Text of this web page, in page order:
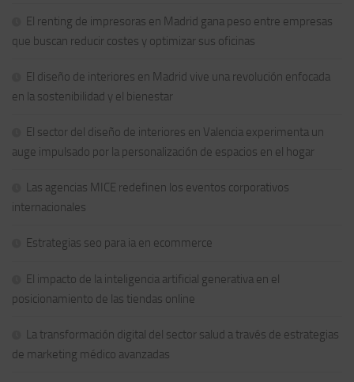
El renting de impresoras en Madrid gana peso entre empresas
que buscan reducir costes y optimizar sus oficinas
El diseño de interiores en Madrid vive una revolución enfocada
en la sostenibilidad y el bienestar
El sector del diseño de interiores en Valencia experimenta un
auge impulsado por la personalización de espacios en el hogar
Las agencias MICE redefinen los eventos corporativos
internacionales
Estrategias seo para ia en ecommerce
El impacto de la inteligencia artificial generativa en el
posicionamiento de las tiendas online
La transformación digital del sector salud a través de estrategias
de marketing médico avanzadas